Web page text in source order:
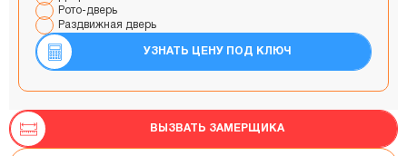
Рото-дверь
Раздвижная дверь
УЗНАТЬ ЦЕНУ ПОД КЛЮЧ
ВЫЗВАТЬ ЗАМЕРЩИКА